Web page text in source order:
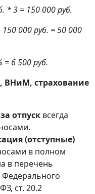
* 3 = 150 000 руб.
000 руб. = 50 000
6 500 руб.
ВНиМ, страхование
отпуск всегда
(отступные)
в полном
в перечень
Федерального
ст. 20.2